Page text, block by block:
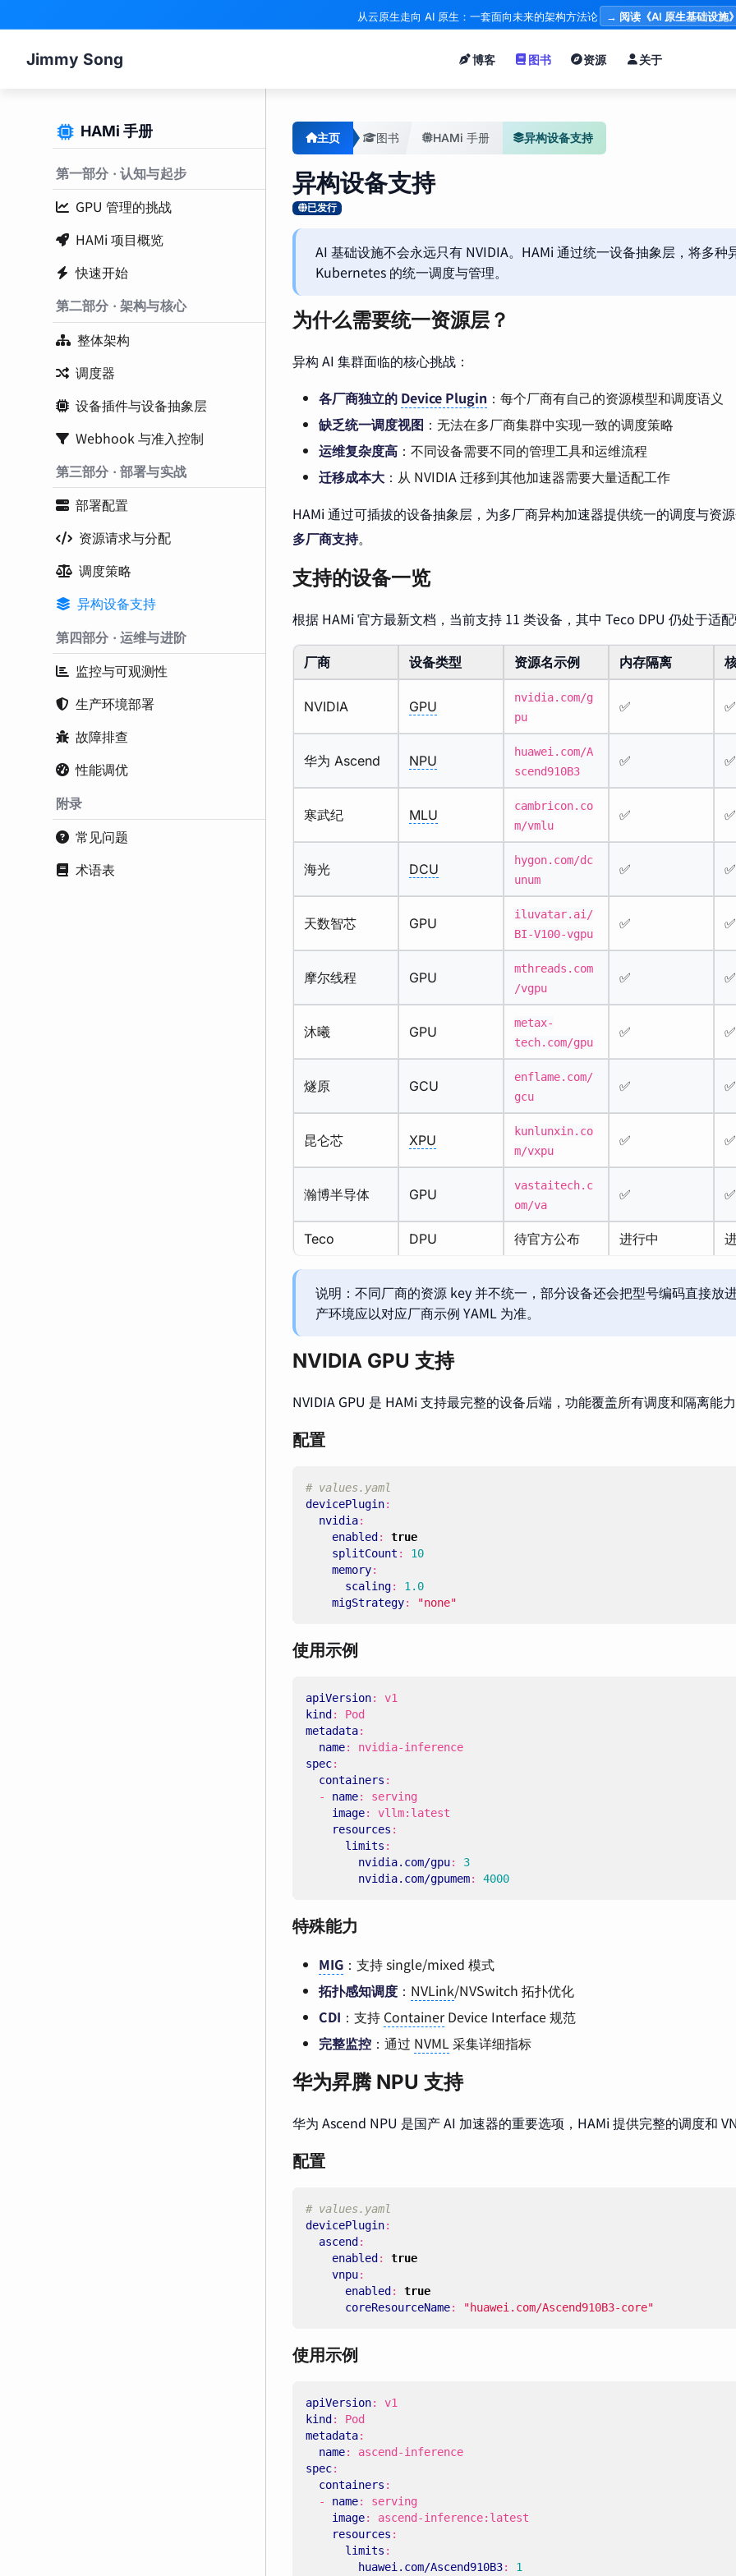
从云原生走向 AI 原生：一套面向未来的架构方法论 → 阅读《AI 原生基础设施》
Jimmy Song 博客 图书 资源 关于
HAMi 手册
第一部分 · 认知与起步
GPU 管理的挑战
HAMi 项目概览
快速开始
第二部分 · 架构与核心
整体架构
调度器
设备插件与设备抽象层
Webhook 与准入控制
第三部分 · 部署与实战
部署配置
资源请求与分配
调度策略
异构设备支持
第四部分 · 运维与进阶
监控与可观测性
生产环境部署
故障排查
性能调优
附录
常见问题
术语表
主页 图书 HAMi 手册 异构设备支持
异构设备支持
已发行
AI 基础设施不会永远只有 NVIDIA。HAMi 通过统一设备抽象层，将多种
Kubernetes 的统一调度与管理。
为什么需要统一资源层？
异构 AI 集群面临的核心挑战：
各厂商独立的 Device Plugin ：每个厂商有自己的资源模型和调度语义
缺乏统一调度视图 ：无法在多厂商集群中实现一致的调度策略
运维复杂度高 ：不同设备需要不同的管理工具和运维流程
迁移成本大 ：从 NVIDIA 迁移到其他加速器需要大量适配工作
HAMi 通过可插拔的设备抽象层，为多厂商异构加速器提供统一的调度与资源
多厂商支持。
支持的设备一览
根据 HAMi 官方最新文档，当前支持 11 类设备，其中 Teco DPU 仍处于适配
厂商 设备类型 资源名示例 内存隔离
NVIDIA GPU
nvidia.com/g
pu
✅ ✅
华为 Ascend NPU
huawei.com/A
scend910B3
✅ ✅
寒武纪 MLU
cambricon.co
m/vmlu
✅ ✅
海光 DCU
hygon.com/dc
unum
✅ ✅
天数智芯 GPU
iluvatar.ai/
BI-V100-vgpu
✅ ✅
摩尔线程 GPU
mthreads.com
/vgpu
✅ ✅
沐曦 GPU
metax-
tech.com/gpu
✅ ✅
燧原 GCU
enflame.com/
gcu
✅ ✅
昆仑芯 XPU
kunlunxin.co
m/vxpu
✅ ✅
瀚博半导体 GPU
vastaitech.c
om/va
✅ ✅
Teco DPU 待官方公布 进行中
说明：不同厂商的资源 key 并不统一，部分设备还会把型号编码直接放
产环境应以对应厂商示例 YAML 为准。
NVIDIA GPU 支持
NVIDIA GPU 是 HAMi 支持最完整的设备后端，功能覆盖所有调度和隔离能力
配置
# values.yaml
devicePlugin:
nvidia:
enabled:
true
splitCount :
10
memory:
scaling:
1.0
migStrategy: "none"
使用示例
apiVersion:
v1
kind:
Pod
metadata:
name:
nvidia-inference
spec:
containers :
- name:
serving
image:
vllm:latest
resources :
limits :
nvidia.com/gpu:
3
nvidia.com/gpumem: 4000
特殊能力
MIG ：支持 single/mixed 模式
拓扑感知调度 ： NVLink/NVSwitch 拓扑优化
CDI ：支持 ContainerDevice Interface 规范
完整监控 ：通过 NVML 采集详细指标
华为昇腾 NPU 支持
华为 Ascend NPU 是国产 AI 加速器的重要选项，HAMi 提供完整的调度和
配置
# values.yaml
devicePlugin:
ascend:
enabled:
true
vnpu:
enabled:
true
coreResourceName: "huawei.com/Ascend910B3-core"
使用示例
apiVersion:
v1
kind:
Pod
metadata:
name:
ascend-inference
spec:
containers :
- name:
serving
image:
ascend-inference:latest
resources :
limits :
huawei.com/Ascend910B3: 1